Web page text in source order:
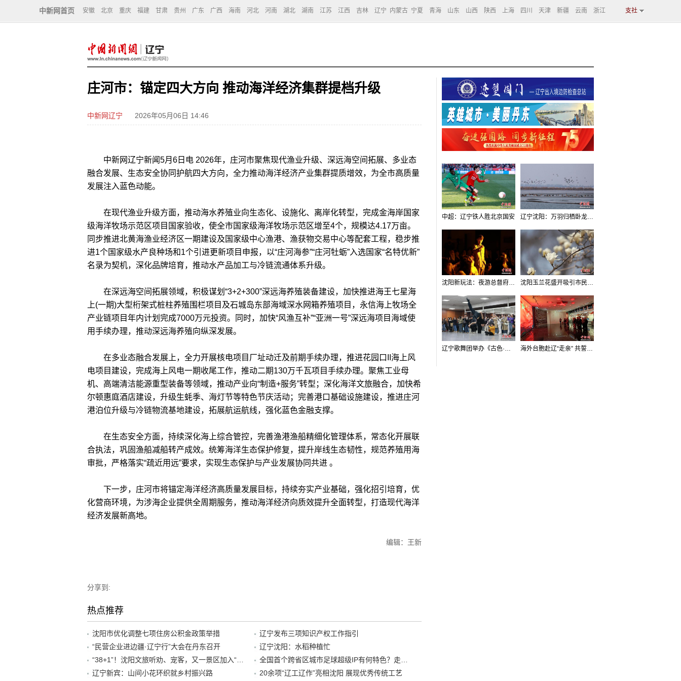
中新网首页 安徽 北京 重庆 福建 甘肃 贵州 广东 广西 海南 河北 河南 湖北 湖南 江苏 江西 吉林 辽宁 内蒙古 宁夏 青海 山东 山西 陕西 上海 四川 天津 新疆 云南 浙江 支社
庄河市：锚定四大方向 推动海洋经济集群提档升级
中新网辽宁 2026年05月06日 14:46
中新网辽宁新闻5月6日电 2026年，庄河市聚焦现代渔业升级、深远海空间拓展、多业态
融合发展、生态安全协同护航四大方向，全力推动海洋经济产业集群提质增效，为全市高质量
发展注入蓝色动能。
在现代渔业升级方面，推动海水养殖业向生态化、设施化、离岸化转型，完成金海岸国家
级海洋牧场示范区项目国家验收，使全市国家级海洋牧场示范区增至4个，规模达4.17万亩。
同步推进北黄海渔业经济区一期建设及国家级中心渔港、渔获物交易中心等配套工程，稳步推
进1个国家级水产良种场和1个引进更新项目申报，以“庄河海参”“庄河牡蛎”入选国家“名特优新”
名录为契机，深化品牌培育，推动水产品加工与冷链流通体系升级。
在深远海空间拓展领域，积极谋划“3+2+300”深远海养殖装备建设，加快推进海王七星海
上(一期)大型桁架式桩柱养殖围栏项目及石城岛东部海域深水网箱养殖项目，永信海上牧场全
产业链项目年内计划完成7000万元投资。同时，加快“风渔互补”“亚洲一号”深远海项目海域使
用手续办理，推动深远海养殖向纵深发展。
在多业态融合发展上，全力开展核电项目厂址动迁及前期手续办理，推进花园口II海上风
电项目建设，完成海上风电一期收尾工作，推动二期130万千瓦项目手续办理。聚焦工业母
机、高端清洁能源重型装备等领域，推动产业向“制造+服务”转型；深化海洋文旅融合，加快希
尔顿惠庭酒店建设，升级生蚝季、海灯节等特色节庆活动；完善港口基础设施建设，推进庄河
港泊位升级与冷链物流基地建设，拓展航运航线，强化蓝色金融支撑。
在生态安全方面，持续深化海上综合管控，完善渔港渔船精细化管理体系，常态化开展联
合执法，巩固渔船减船转产成效。统筹海洋生态保护修复，提升岸线生态韧性，规范养殖用海
审批，严格落实“疏近用远”要求，实现生态保护与产业发展协同共进 。
下一步，庄河市将锚定海洋经济高质量发展目标，持续夯实产业基础，强化招引培育，优
化营商环境，为涉海企业提供全周期服务，推动海洋经济向质效提升全面转型，打造现代海洋
经济发展新高地。
编辑：王新
分享到:
热点推荐
沈阳市优化调整七项住房公积金政策举措
辽宁发布三项知识产权工作指引
“民营企业进边疆·辽宁行”大会在丹东召开
辽宁沈阳：水稻种植忙
辽宁新宾：山间小花环织就乡村振兴路
20余项“辽工辽作”亮相沈阳 展现优秀传统工艺
中超：辽宁铁人胜北京国安 辽宁沈阳：万羽归栖卧龙湖看群鸟齐飞
沈阳新玩法：夜游总督府，当一回“赴宴者” 沈阳玉兰花盛开吸引市民打卡
辽宁歌舞团举办《古色·国宝辽宁》排练开放日活动 海外台胞赴辽“走亲” 共誓“和平初心”